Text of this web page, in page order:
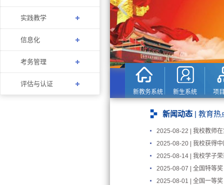
实践教学
信息化
考务管理
评估与认证
新教务系统 新生系统 项
新闻动态 | 教育热
2025-08-22 | 我校教师
2025-08-20 | 我校获得
2025-08-14 | 我校学子
2025-08-07 | 全国特等
2025-08-01 | 全国一等